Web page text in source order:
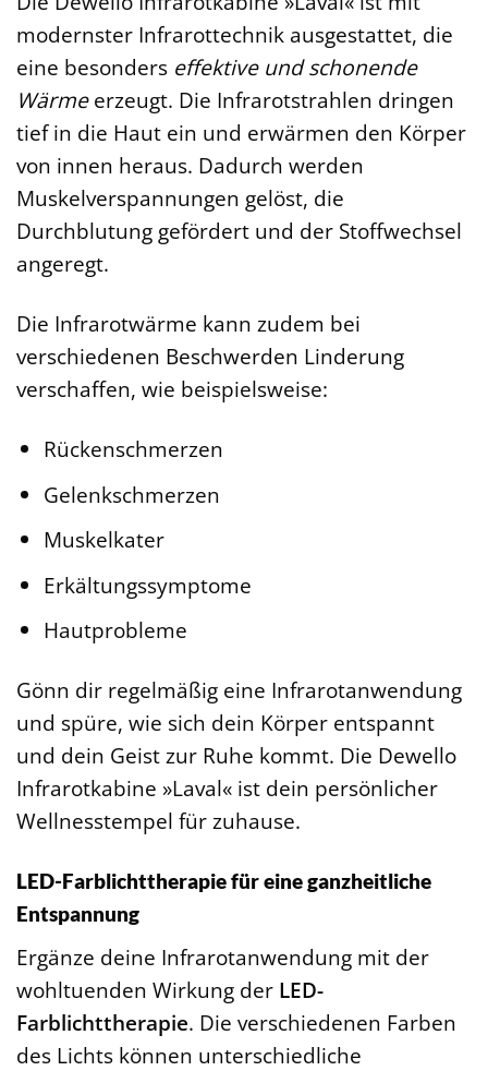
modernster Infrarottechnik ausgestattet, die
eine besonders effektive und schonende
Wärmeerzeugt. Die Infrarotstrahlen dringen
tief in die Haut ein und erwärmen den Körper
von innen heraus. Dadurch werden
Muskelverspannungen gelöst, die
Durchblutung gefördert und der Stoffwechsel
angeregt.
Die Infrarotwärme kann zudem bei
verschiedenen Beschwerden Linderung
verschaffen, wie beispielsweise:
Rückenschmerzen
Gelenkschmerzen
Muskelkater
Erkältungssymptome
Hautprobleme
Gönn dir regelmäßig eine Infrarotanwendung
und spüre, wie sich dein Körper entspannt
und dein Geist zur Ruhe kommt. Die Dewello
Infrarotkabine »Laval« ist dein persönlicher
Wellnesstempel für zuhause.
LED-Farblichttherapie für eine ganzheitliche
Entspannung
Ergänze deine Infrarotanwendung mit der
wohltuenden Wirkung der LED-
Farblichttherapie. Die verschiedenen Farben
des Lichts können unterschiedliche